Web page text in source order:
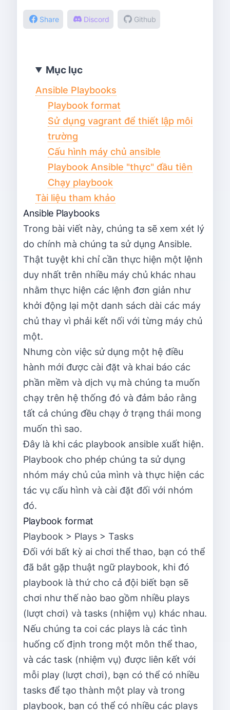
Share Discord Github
Mục lục
Ansible Playbooks
Playbook format
Sử dụng vagrant để thiết lập môi
trường
Cấu hình máy chủ ansible
Playbook Ansible "thực" đầu tiên
Chạy playbook
Tài liệu tham khảo
Ansible Playbooks
Trong bài viết này, chúng ta sẽ xem xét lý
do chính mà chúng ta sử dụng Ansible.
Thật tuyệt khi chỉ cần thực hiện một lệnh
duy nhất trên nhiều máy chủ khác nhau
nhằm thực hiện các lệnh đơn giản như
khởi động lại một danh sách dài các máy
chủ thay vì phải kết nối với từng máy chủ
một.
Nhưng còn việc sử dụng một hệ điều
hành mới được cài đặt và khai báo các
phần mềm và dịch vụ mà chúng ta muốn
chạy trên hệ thống đó và đảm bảo rằng
tất cả chúng đều chạy ở trạng thái mong
muốn thì sao.
Đây là khi các playbook ansible xuất hiện.
Playbook cho phép chúng ta sử dụng
nhóm máy chủ của mình và thực hiện các
tác vụ cấu hình và cài đặt đối với nhóm
đó.
Playbook format
Playbook > Plays > Tasks
Đối với bất kỳ ai chơi thể thao, bạn có thể
đã bắt gặp thuật ngữ playbook, khi đó
playbook là thứ cho cả đội biết bạn sẽ
chơi như thế nào bao gồm nhiều plays
(lượt chơi) và tasks (nhiệm vụ) khác nhau.
Nếu chúng ta coi các plays là các tình
huống cố định trong một môn thể thao,
và các task (nhiệm vụ) được liên kết với
mỗi play (lượt chơi), bạn có thể có nhiều
tasks để tạo thành một play và trong
playbook, bạn có thể có nhiều các plays